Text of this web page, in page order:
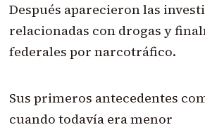
Después aparecieron las
relacionadas con drogas y
federales por narcotráfico.
Sus primeros antecedentes
cuando todavía era menor